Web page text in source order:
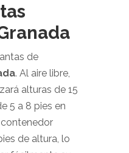
de
. Al aire libre,
alturas de 15
5 a 8 pies en
de altura, lo